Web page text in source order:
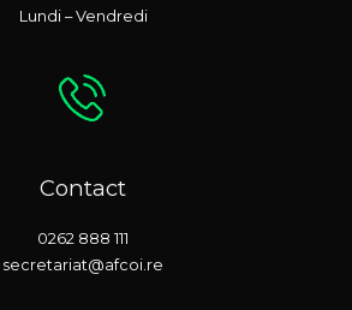
Lundi – Vendredi
Contact
0262 888 111
secretariat@afcoi.re